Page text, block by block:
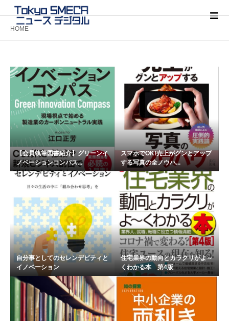
HOME
【会員執筆図書紹介】グリーンイ
ノベーションコンパス...
スマホでOK!売上がグンとアップ
する写真の全ノウハ...
自分事としてのセレンデピティと
イノベーション
住宅業界の動向とカラクリがよ～
くわかる本 第4版